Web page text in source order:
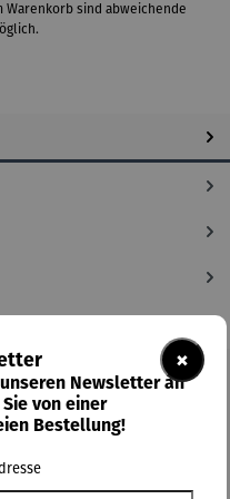
sind abweichende
×
Newsletter an
von einer
Bestellung!